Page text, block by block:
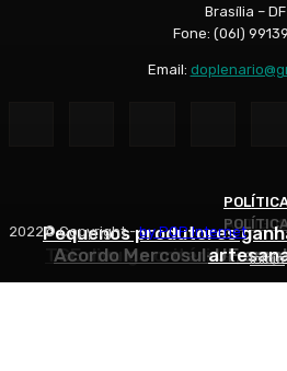
ARTIGOS
TSE divulga critérios para
Acordo Mercosul-UE
Pequenos produtores
Brasília – DF
Fone: (06l)
Email:
2022© Copyright -by POP Internet
Início